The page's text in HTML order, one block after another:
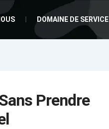
DOMAINE DE SERVICE
Prendre